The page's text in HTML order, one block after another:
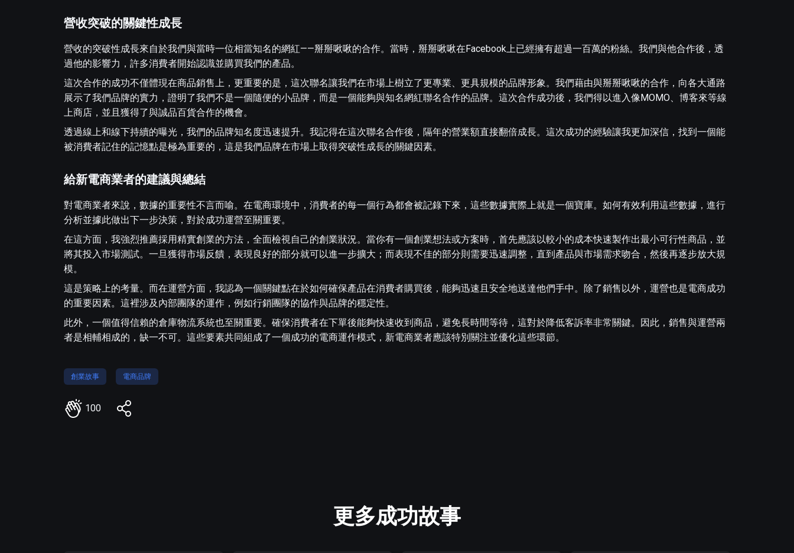
營收突破的關鍵性成長
營收的突破性成長來自於我們與當時一位相當知名的網紅——掰掰啾啾的合作。當時，掰掰啾啾在Facebook上已經擁有超過一百萬的粉絲。我們與他合作後，透
過他的影響力，許多消費者開始認識並購買我們的產品。
這次合作的成功不僅體現在商品銷售上，更重要的是，這次聯名讓我們在市場上樹立了更專業、更具規模的品牌形象。我們藉由與掰掰啾啾的合作，向各大通路
展示了我們品牌的實力，證明了我們不是一個隨便的小品牌，而是一個能夠與知名網紅聯名合作的品牌。這次合作成功後，我們得以進入像MOMO、博客來等線
上商店，並且獲得了與誠品百貨合作的機會。
透過線上和線下持續的曝光，我們的品牌知名度迅速提升。我記得在這次聯名合作後，隔年的營業額直接翻倍成長。這次成功的經驗讓我更加深信，找到一個能
被消費者記住的記憶點是極為重要的，這是我們品牌在市場上取得突破性成長的關鍵因素。
給新電商業者的建議與總結
對電商業者來說，數據的重要性不言而喻。在電商環境中，消費者的每一個行為都會被記錄下來，這些數據實際上就是一個寶庫。如何有效利用這些數據，進行
分析並據此做出下一步決策，對於成功運營至關重要。
在這方面，我強烈推薦採用精實創業的方法，全面檢視自己的創業狀況。當你有一個創業想法或方案時，首先應該以較小的成本快速製作出最小可行性商品，並
將其投入市場測試。一旦獲得市場反饋，表現良好的部分就可以進一步擴大；而表現不佳的部分則需要迅速調整，直到產品與市場需求吻合，然後再逐步放大規
模。
這是策略上的考量。而在運營方面，我認為一個關鍵點在於如何確保產品在消費者購買後，能夠迅速且安全地送達他們手中。除了銷售以外，運營也是電商成功
的重要因素。這裡涉及內部團隊的運作，例如行銷團隊的協作與品牌的穩定性。
此外，一個值得信賴的倉庫物流系統也至關重要。確保消費者在下單後能夠快速收到商品，避免長時間等待，這對於降低客訴率非常關鍵。因此，銷售與運營兩
者是相輔相成的，缺一不可。這些要素共同組成了一個成功的電商運作模式，新電商業者應該特別關注並優化這些環節。
創業故事 電商品牌
100
更多成功故事